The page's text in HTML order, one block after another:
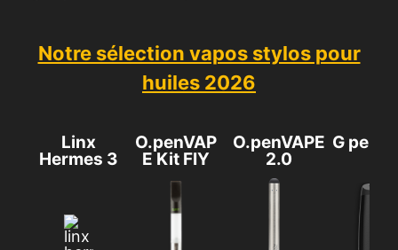
Notre sélection vapos stylos pour
huiles 2026
Linx
Hermes 3
O.penVAP
E Kit FIY
O.penVAPE
2.0
G pen